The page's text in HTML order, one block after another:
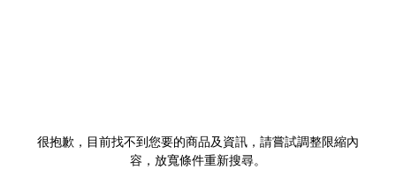
很抱歉，目前找不到您要的商品及資訊，請嘗試調整限縮內
容，放寬條件重新搜尋。